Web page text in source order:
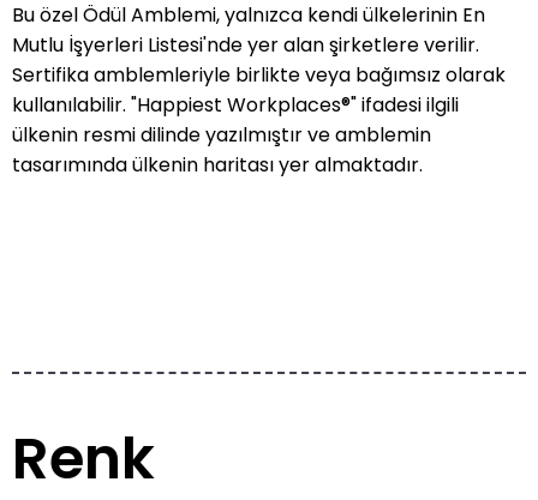
Bu özel Ödül Amblemi, yalnızca kendi ülkelerinin En
Mutlu İşyerleri Listesi'nde yer alan şirketlere verilir.
Sertifika amblemleriyle birlikte veya bağımsız olarak
kullanılabilir. "Happiest Workplaces®" ifadesi ilgili
ülkenin resmi dilinde yazılmıştır ve amblemin
tasarımında ülkenin haritası yer almaktadır.
Renk